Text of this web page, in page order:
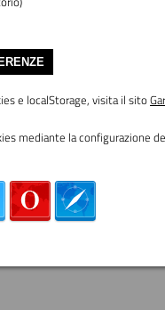
e localStorage, visita il sito
mediante la configurazione